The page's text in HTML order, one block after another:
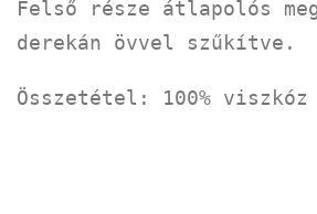
Felső része átlapolós
derekán övvel szűkítve.
Összetétel: 100% viszkóz